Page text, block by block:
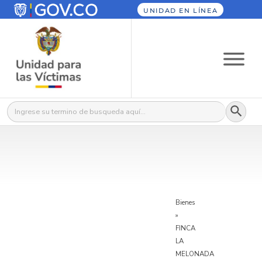
UNIDAD EN LÍNEA
Buscar: Botón
Bienes
»
FINCA
LA
MELONADA